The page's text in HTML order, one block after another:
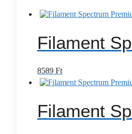
Filament
8589 Ft
Filament